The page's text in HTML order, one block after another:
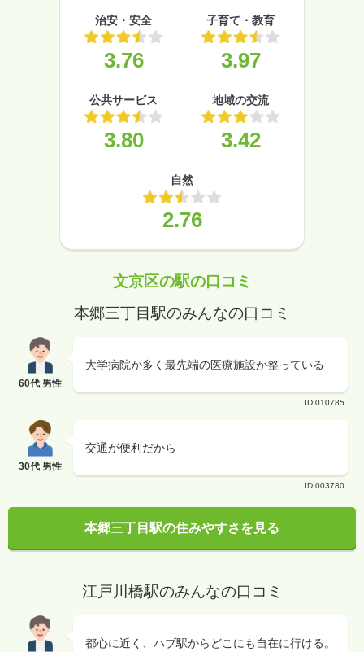
治安・安全
3.76
子育て・教育
3.97
公共サービス
3.80
地域の交流
3.42
自然
2.76
文京区の駅の口コミ
本郷三丁目駅のみんなの口コミ
60代 男性
大学病院が多く最先端の医療施設が整っている
ID:010785
30代 男性
交通が便利だから
ID:003780
本郷三丁目駅の住みやすさを見る
江戸川橋駅のみんなの口コミ
都心に近く、ハブ駅からどこにも自在に行ける。